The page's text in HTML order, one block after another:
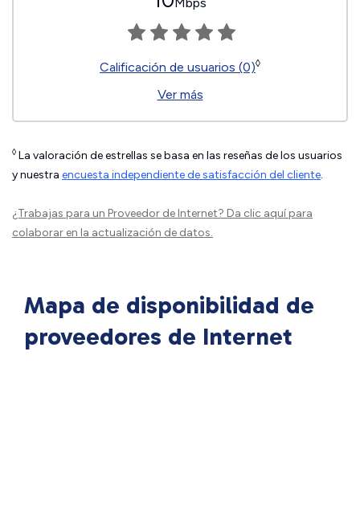
Calificación de usuarios (0)◊
Ver más
◊ La valoración de estrellas se basa en las reseñas de los usuarios
y nuestra encuesta independiente de satisfacción del cliente.
¿Trabajas para un Proveedor de Internet? Da clic aquípara
colaborar en la actualización de datos.
Mapa de disponibilidad de
proveedores de Internet